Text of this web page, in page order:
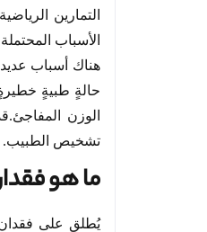
الأسباب
هناك أسباب
الوزن
تشخيص الطبيب.
ما هو
يُطلق على